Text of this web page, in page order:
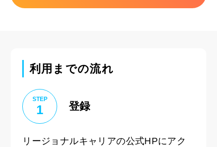
利用までの流れ
STEP
1 登録
リージョナルキャリアの公式HPにアク